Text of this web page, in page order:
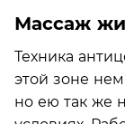
Массаж
Техника
этой зоне
но ею так же